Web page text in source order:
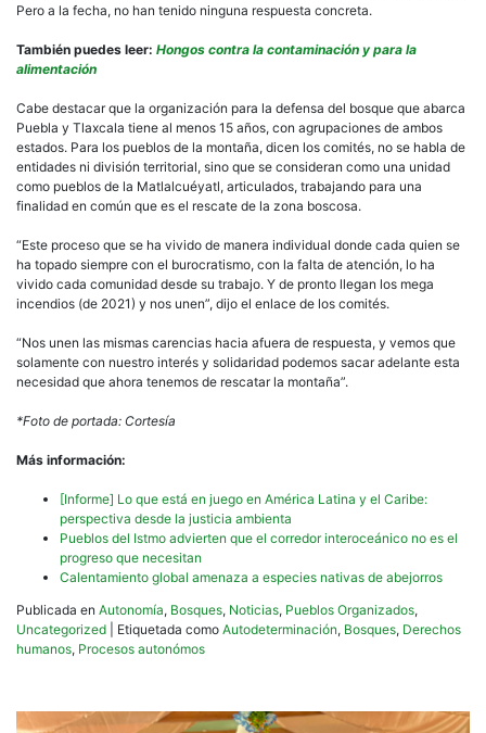
Pero a la fecha, no han tenido ninguna respuesta concreta.
También puedes leer: Hongos contra la contaminación y para la
alimentación
Cabe destacar que la organización para la defensa del bosque que abarca
Puebla y Tlaxcala tiene al menos 15 años, con agrupaciones de ambos
estados. Para los pueblos de la montaña, dicen los comités, no se habla de
entidades ni división territorial, sino que se consideran como una unidad
como pueblos de la Matlalcuéyatl, articulados, trabajando para una
finalidad en común que es el rescate de la zona boscosa.
“Este proceso que se ha vivido de manera individual donde cada quien se
ha topado siempre con el burocratismo, con la falta de atención, lo ha
vivido cada comunidad desde su trabajo. Y de pronto llegan los mega
incendios (de 2021) y nos unen”, dijo el enlace de los comités.
“Nos unen las mismas carencias hacia afuera de respuesta, y vemos que
solamente con nuestro interés y solidaridad podemos sacar adelante esta
necesidad que ahora tenemos de rescatar la montaña”.
*Foto de portada: Cortesía
Más información:
[Informe] Lo que está en juego en América Latina y el Caribe:
perspectiva desde la justicia ambienta
Pueblos del Istmo advierten que el corredor interoceánico no es el
progreso que necesitan
Calentamiento global amenaza a especies nativas de abejorros
Publicada en Autonomía, Bosques, Noticias, Pueblos Organizados,
Uncategorized
Etiquetada como Autodeterminación, Bosques, Derechos
humanos, Procesos autonómos